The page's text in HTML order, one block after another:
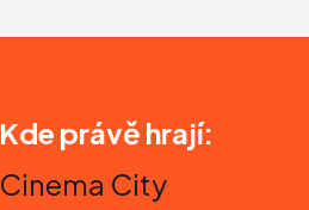
Kde právě hrají:
Cinema City